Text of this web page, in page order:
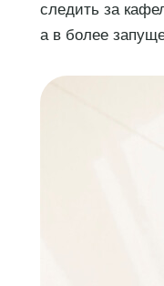
следить за
а в более